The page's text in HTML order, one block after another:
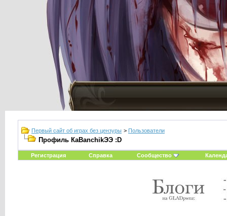
Первый сайт об играх без цензуры > Пользователи
Профиль КаВаnchikЭЭ :D
Регистрация Справка Сообщество